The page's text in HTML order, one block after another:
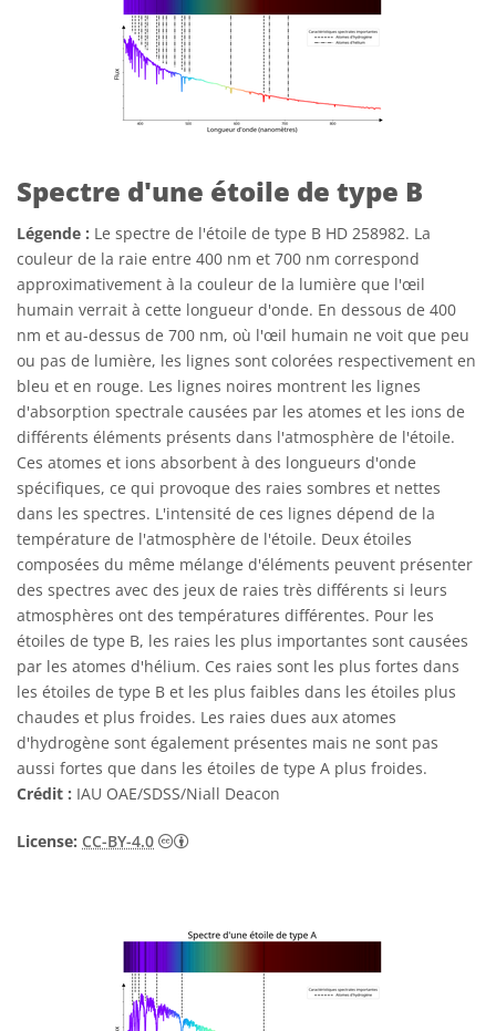
Spectre d'une étoile de type B
Légende : Le spectre de l'étoile de type B HD 258982. La
couleur de la raie entre 400 nm et 700 nm correspond
approximativement à la couleur de la lumière que l'œil
humain verrait à cette longueur d'onde. En dessous de 400
nm et au-dessus de 700 nm, où l'œil humain ne voit que peu
ou pas de lumière, les lignes sont colorées respectivement en
bleu et en rouge. Les lignes noires montrent les lignes
d'absorption spectrale causées par les atomes et les ions de
différents éléments présents dans l'atmosphère de l'étoile.
Ces atomes et ions absorbent à des longueurs d'onde
spécifiques, ce qui provoque des raies sombres et nettes
dans les spectres. L'intensité de ces lignes dépend de la
température de l'atmosphère de l'étoile. Deux étoiles
composées du même mélange d'éléments peuvent présenter
des spectres avec des jeux de raies très différents si leurs
atmosphères ont des températures différentes. Pour les
étoiles de type B, les raies les plus importantes sont causées
par les atomes d'hélium. Ces raies sont les plus fortes dans
les étoiles de type B et les plus faibles dans les étoiles plus
chaudes et plus froides. Les raies dues aux atomes
d'hydrogène sont également présentes mais ne sont pas
aussi fortes que dans les étoiles de type A plus froides.
Crédit : IAU OAE/SDSS/Niall Deacon
License: CC-BY-4.0 Creative Commons (CC) Attribution 4.0